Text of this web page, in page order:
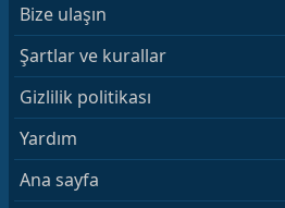
Bize ulaşın
Şartlar ve kurallar
Gizlilik politikası
Yardım
Ana sayfa